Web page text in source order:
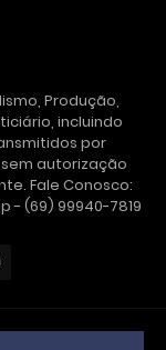
Produção,
incluindo
por
autorização
Fale Conosco:
- (69) 99940-7819